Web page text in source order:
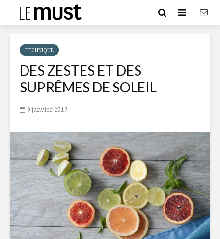
TECHNIQUE
DES ZESTES ET DES
SUPRÊMES DE SOLEIL
9 janvier 2017